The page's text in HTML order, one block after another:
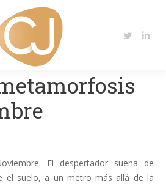
Twitter
in
El despertador suena de
el suelo, a un metro más allá de la